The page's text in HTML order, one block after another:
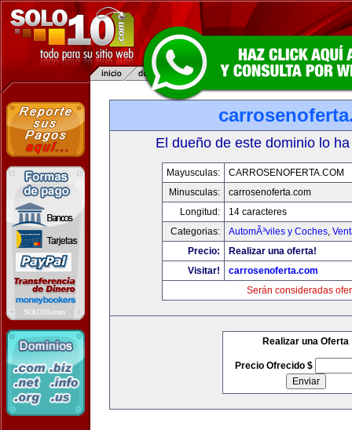
El dueño de este dominio lo
Mayusculas:
CARROSENOFERTA.COM
Minusculas:
carrosenoferta.com
Longitud:
14 caracteres
Categorias:
AutomÃ³viles y Coches,
Precio:
Realizar una oferta!
Visitar!
carrosenoferta.com
Serán consideradas
Realizar una Oferta
Precio Ofrecido $